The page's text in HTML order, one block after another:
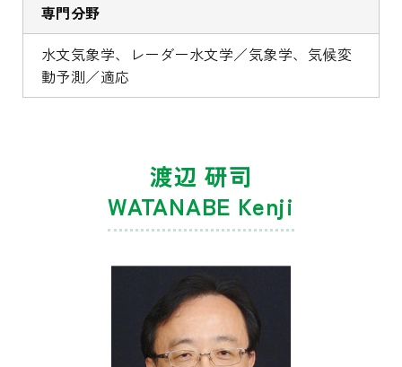
専門分野
水文気象学、レーダー水文学／気象学、気候変
動予測／適応
渡辺 研司
WATANABE Kenji